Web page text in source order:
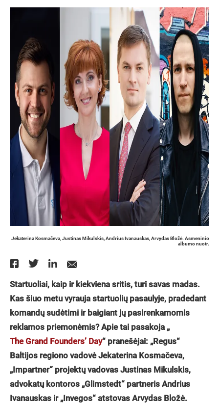
Jekaterina Kosmačeva, Justinas Mikulskis, Andrius Ivanauskas, Arvydas Bložė. Asmeninio
albumo nuotr.
Startuoliai, kaip ir kiekviena sritis, turi savas madas.
Kas šiuo metu vyrauja startuolių pasaulyje, pradedant
komandų sudėtimi ir baigiant jų pasirenkamomis
reklamos priemonėmis? Apie tai pasakoja „
The Grand Founders’ Day“ pranešėjai: „Regus“
Baltijos regiono vadovė Jekaterina Kosmačeva,
„Impartner“ projektų vadovas Justinas Mikulskis,
advokatų kontoros „Glimstedt“ partneris Andrius
Ivanauskas ir „Invegos“ atstovas Arvydas Bložė.